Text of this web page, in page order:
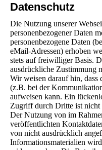
Datenschutz
Die Nutzung unserer
personenbezogener Daten
personenbezogene Daten
eMail-Adressen) erhoben
stets auf freiwilliger Basis.
ausdrückliche Zustimmung
Wir weisen darauf hin, dass
(z.B. bei der
aufweisen kann. Ein
Zugriff durch Dritte ist nicht
Der Nutzung von im
veröffentlichten
von nicht ausdrücklich
Informationsmaterialien